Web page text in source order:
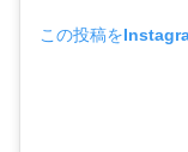
この投稿を